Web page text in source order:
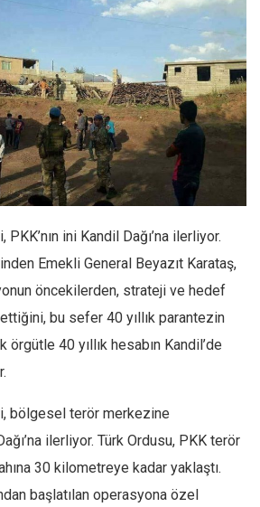
ini Kandil Dağı’na ilerliyor.
Emekli General Beyazıt Karataş,
öncekilerden, strateji ve hedef
bu sefer 40 yıllık parantezin
örgütle 40 yıllık hesabın Kandil’de
bölgesel terör merkezine
ilerliyor. Türk Ordusu, PKK terör
30 kilometreye kadar yaklaştı.
başlatılan operasyona özel